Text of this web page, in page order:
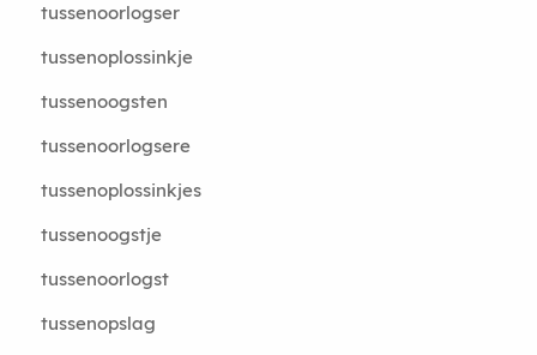
tussenoorlogser
tussenoplossinkje
tussenoogsten
tussenoorlogsere
tussenoplossinkjes
tussenoogstje
tussenoorlogst
tussenopslag